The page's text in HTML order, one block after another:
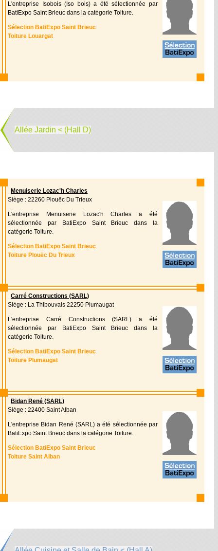
L'entreprise Isobois (Iso bois) a été sélectionnée par
BatiExpo Saint Brieuc dans la catégorie Toiture.
Sélection BatiExpo Saint Brieuc
Toiture Louargat
Allée Jardin < (Hall D)
Menuiserie Lozac'h Charles
Siège : 22260 Plouëc Du Trieux
L'entreprise Menuiserie Lozac'h Charles a été
sélectionnée par BatiExpo Saint Brieuc dans la
catégorie Toiture.
Sélection BatiExpo Saint Brieuc
Toiture Plouëc Du Trieux
Carré Constructions (SARL)
Siège : La Thibouvais 22250 Plumaugat
L'entreprise Carré Constructions (SARL) a été
sélectionnée par BatiExpo Saint Brieuc dans la
catégorie Toiture.
Sélection BatiExpo Saint Brieuc
Toiture Plumaugat
Bidan René (SARL)
Siège : 22400 Saint Alban
L'entreprise Bidan René (SARL) a été sélectionnée par
BatiExpo Saint Brieuc dans la catégorie Toiture.
Sélection BatiExpo Saint Brieuc
Toiture Saint Alban